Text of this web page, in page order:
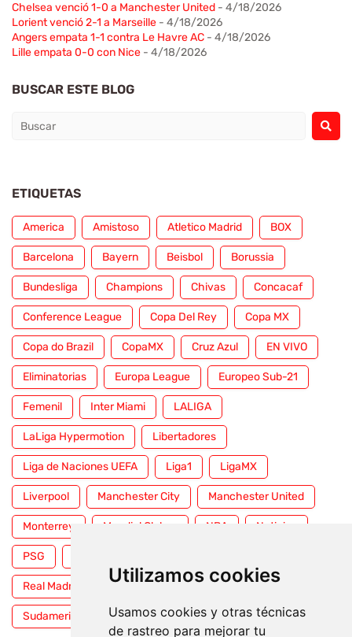
Utilizamos cookies
Usamos cookies y otras técnicas
de rastreo para mejorar tu
Chelsea venció 1-0 a Manchester United - 4/18/2026
Lorient venció 2-1 a Marseille - 4/18/2026
Angers empata 1-1 contra Le Havre AC - 4/18/2026
Lille empata 0-0 con Nice - 4/18/2026
BUSCAR ESTE BLOG
ETIQUETAS
America Amistoso Atletico Madrid BOX
Barcelona Bayern Beisbol Borussia
Bundesliga Champions Chivas Concacaf
Conference League Copa Del Rey Copa MX
Copa do Brazil CopaMX Cruz Azul EN VIVO
Eliminatorias Europa League Europeo Sub-21
Femenil Inter Miami LALIGA
LaLiga Hypermotion Libertadores
Liga de Naciones UEFA Liga1 LigaMX
Liverpool Manchester City Manchester United
Monterrey Mundial Clubes NBA Noticias
PSG
Real Madrid Selección Mexicana Serie A
Sudamericana Tigres Toluca UFC WWE